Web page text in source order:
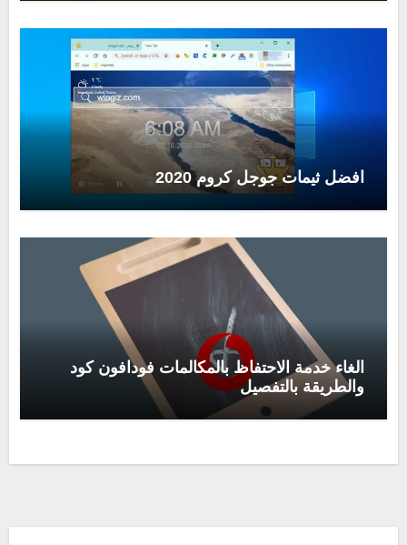
افضل ثيمات جوجل كروم 2020
الغاء خدمة الاحتفاظ بالمكالمات فودافون كود
والطريقة بالتفصيل